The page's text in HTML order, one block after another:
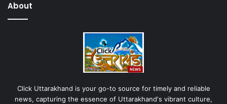
About
Click Uttarakhand is your go-to source for timely and reliable
news, capturing the essence of Uttarakhand's vibrant culture,